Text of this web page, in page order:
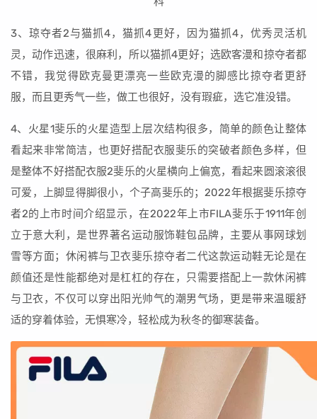
3、琼夺者2与猫抓4，猫抓4更好，因为猫抓4，优秀灵活机
灵，动作迅速，很麻利，所以猫抓4更好；选欧客漫和掠夺者都
不错，我觉得欧克曼更漂亮一些欧克漫的脚感比掠夺者更舒
服，而且更秀气一些，做工也很好，没有瑕疵，选它准没错。
4、火星1斐乐的火星造型上层次结构很多，简单的颜色让整体
看起来非常简洁，也更好搭配衣服斐乐的突破者颜色多样，但
是整体不好搭配衣服2斐乐的火星横向上偏宽，看起来圆滚滚很
可爱，上脚显得脚很小，个子高斐乐的；2022年根据斐乐掠夺
者2的上市时间介绍显示，在2022年上市FILA斐乐于1911年创
立于意大利，是世界著名运动服饰鞋包品牌，主要从事网球划
雪等方面；休闲裤与卫衣斐乐掠夺者二代这款运动鞋无论是在
颜值还是性能都绝对是杠杠的存在，只需要搭配上一款休闲裤
与卫衣，不仅可以穿出阳光帅气的潮男气场，更是带来温暖舒
适的穿着体验，无惧寒冷，轻松成为秋冬的御寒装备。